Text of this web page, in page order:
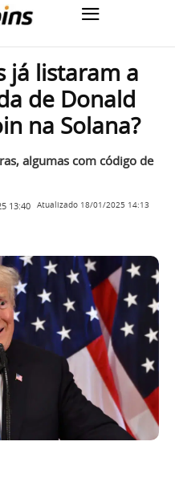
já listaram a
de Donald
na Solana?
algumas com código de
13:40 Atualizado 18/01/2025 14:13